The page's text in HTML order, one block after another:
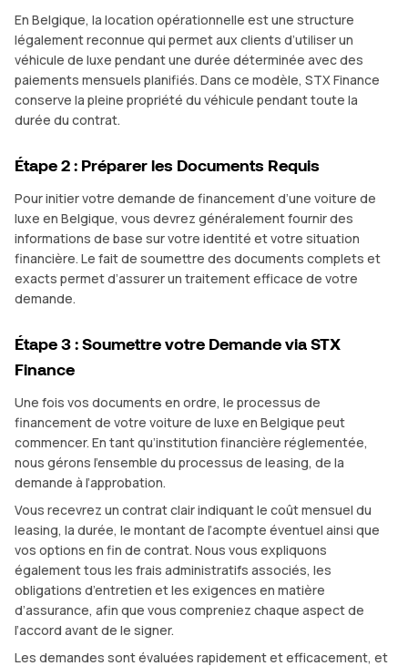
En Belgique, la location opérationnelle est une structure
légalement reconnue qui permet aux clients d’utiliser un
véhicule de luxe pendant une durée déterminée avec des
paiements mensuels planifiés. Dans ce modèle, STX Finance
conserve la pleine propriété du véhicule pendant toute la
durée du contrat.
Étape 2 : Préparer les Documents Requis
Pour initier votre demande de financement d’une voiture de
luxe en Belgique, vous devrez généralement fournir des
informations de base sur votre identité et votre situation
financière. Le fait de soumettre des documents complets et
exacts permet d’assurer un traitement efficace de votre
demande.
Étape 3 : Soumettre votre Demande via STX
Finance
Une fois vos documents en ordre, le processus de
financement de votre voiture de luxe en Belgique peut
commencer. En tant qu’institution financière réglementée,
nous gérons l’ensemble du processus de leasing, de la
demande à l’approbation.
Vous recevrez un contrat clair indiquant le coût mensuel du
leasing, la durée, le montant de l’acompte éventuel ainsi que
vos options en fin de contrat. Nous vous expliquons
également tous les frais administratifs associés, les
obligations d’entretien et les exigences en matière
d’assurance, afin que vous compreniez chaque aspect de
l’accord avant de le signer.
Les demandes sont évaluées rapidement et efficacement, et